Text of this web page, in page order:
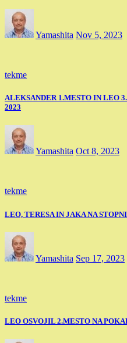
Yamashita Nov 5, 2023
tekme
ALEKSANDER 1.MESTO IN LEO
2023
Yamashita Oct 8, 2023
tekme
LEO, TERESA IN JAKA NA
Yamashita Sep 17, 2023
tekme
LEO OSVOJIL 2.MESTO NA